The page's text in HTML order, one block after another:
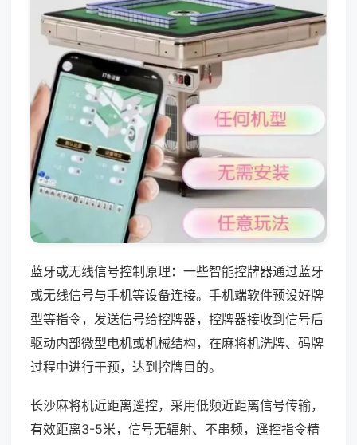
蓝牙或无线信号控制原理：一些智能控牌器通过蓝牙
或无线信号与手机等设备连接。手机端软件预设好牌
型等指令，发送信号给控牌器，控牌器接收到信号后
驱动内部微型电机或机械结构，在麻将机洗牌、码牌
过程中进行干预，达到控牌目的。
长沙麻将机近距离遥控，采用低频近距离信号传输，
有效距离3-5米，信号无辐射、不串频，遥控指令精